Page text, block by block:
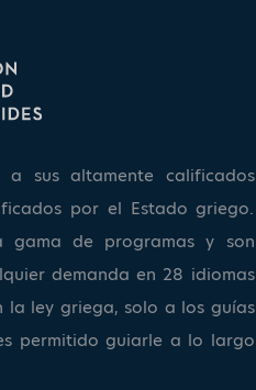
a sus altamente calificados
por el Estado griego.
gama de programas y son
demanda en 28 idiomas
la ley griega, solo a los guías
permitido guiarle a lo largo